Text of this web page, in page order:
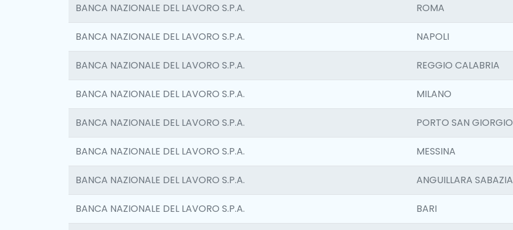
BANCA NAZIONALE DEL LAVORO S.P.A. ROMA
BANCA NAZIONALE DEL LAVORO S.P.A. NAPOLI
BANCA NAZIONALE DEL LAVORO S.P.A. REGGIO CALABRIA
BANCA NAZIONALE DEL LAVORO S.P.A. MILANO
BANCA NAZIONALE DEL LAVORO S.P.A. PORTO SAN GIORGIO
BANCA NAZIONALE DEL LAVORO S.P.A. MESSINA
BANCA NAZIONALE DEL LAVORO S.P.A. ANGUILLARA SABAZIA
BANCA NAZIONALE DEL LAVORO S.P.A. BARI